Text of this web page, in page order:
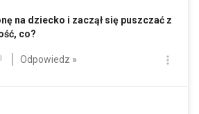
na dziecko i zaczął się puszczać z
co?
Odpowiedz »